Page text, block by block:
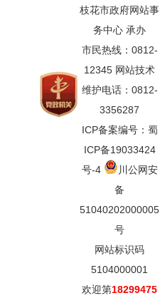
枝花市政府网站事
务中心 承办
市民热线：0812-
12345 网站技术
维护电话：0812-
3356287
ICP备案编号：蜀
ICP备19033424
号-4
川公网安
备
51040202000005
号
网站标识码
5104000001
欢迎第18299475